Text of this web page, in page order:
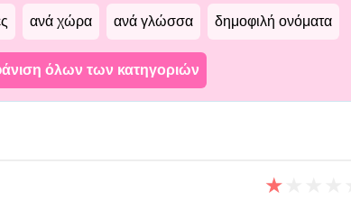
ανά χώρα ανά γλώσσα δημοφιλή ονόματα
όλων των κατηγοριών
★